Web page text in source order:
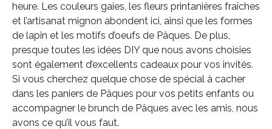
heure. Les couleurs gaies, les fleurs printanières fraîches
et l’artisanat mignon abondent ici, ainsi que les formes
de lapin et les motifs d’oeufs de Pâques. De plus,
presque toutes les idées DIY que nous avons choisies
sont également d’excellents cadeaux pour vos invités.
Si vous cherchez quelque chose de spécial à cacher
dans les paniers de Pâques pour vos petits enfants ou
accompagner le brunch de Pâques avec les amis, nous
avons ce qu’il vous faut.